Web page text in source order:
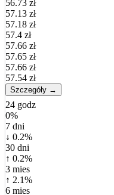
56.73 zł
57.13 zł
57.18 zł
57.4 zł
57.66 zł
57.65 zł
57.66 zł
57.54 zł
Szczegóły →
24 godz
0%
7 dni
↓ 0.2%
30 dni
↑ 0.2%
3 mies
↑ 2.1%
6 mies